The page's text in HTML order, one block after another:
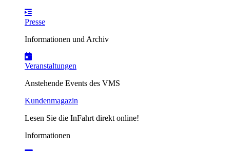
Presse
Informationen und Archiv
Veranstaltungen
Anstehende Events des VMS
Kundenmagazin
Lesen Sie die InFahrt direkt online!
Informationen